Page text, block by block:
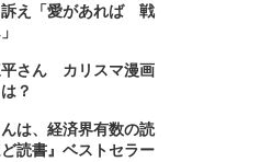
訴え「愛があれば 戦
平さん カリスマ漫画
？
は、経済界有数の読
読書』ベストセラー